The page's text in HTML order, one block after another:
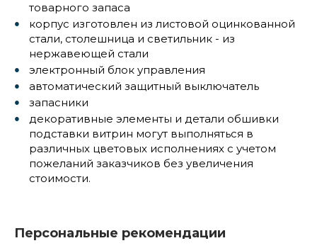
товарного запаса
корпус изготовлен из листовой оцинкованной
стали, столешница и светильник - из
нержавеющей стали
электронный блок управления
автоматический защитный выключатель
запасники
декоративные элементы и детали обшивки
подставки витрин могут выполняться в
различных цветовых исполнениях с учетом
пожеланий заказчиков без увеличения
стоимости.
Персональные рекомендации